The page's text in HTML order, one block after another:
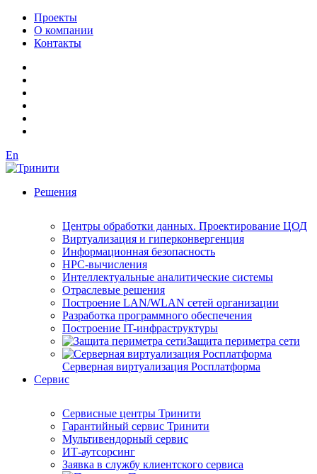
Проекты
О компании
Контакты
En
Решения
Центры обработки данных. Проектирование ЦОД
Виртуализация и гиперконвергенция
Информационная безопасность
HPC-вычисления
Интеллектуальные аналитические системы
Отраслевые решения
Построение LAN/WLAN сетей организации
Разработка программного обеспечения
Построение IT-инфраструктуры
Защита периметра сети
Серверная виртуализация Росплатформа
Сервис
Сервисные центры Тринити
Гарантийный сервис Тринити
Мультивендорный сервис
ИТ-аутсорсинг
Заявка в службу клиентского сервиса